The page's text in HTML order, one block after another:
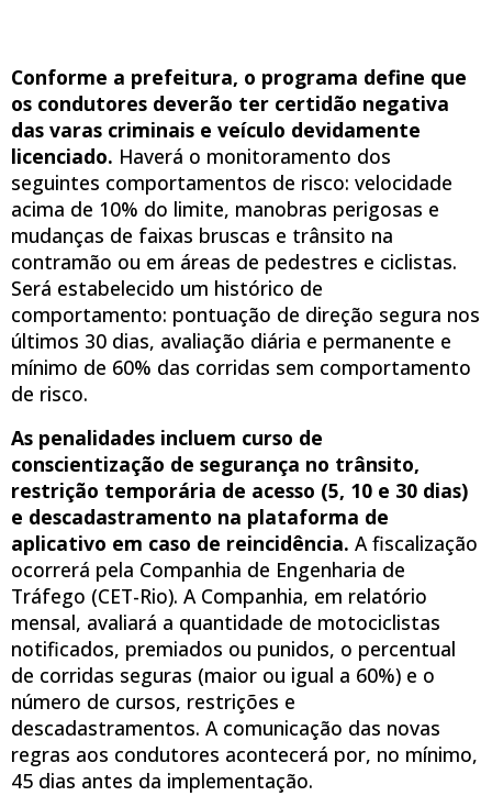
Conforme a prefeitura, o programa define que
os condutores deverão ter certidão negativa
das varas criminais e veículo devidamente
licenciado. Haverá o monitoramento dos
seguintes comportamentos de risco: velocidade
acima de 10% do limite, manobras perigosas e
mudanças de faixas bruscas e trânsito na
contramão ou em áreas de pedestres e ciclistas.
Será estabelecido um histórico de
comportamento: pontuação de direção segura nos
últimos 30 dias, avaliação diária e permanente e
mínimo de 60% das corridas sem comportamento
de risco.
As penalidades incluem curso de
conscientização de segurança no trânsito,
restrição temporária de acesso (5, 10 e 30 dias)
e descadastramento na plataforma de
aplicativo em caso de reincidência. A fiscalização
ocorrerá pela Companhia de Engenharia de
Tráfego (CET-Rio). A Companhia, em relatório
mensal, avaliará a quantidade de motociclistas
notificados, premiados ou punidos, o percentual
de corridas seguras (maior ou igual a 60%) e o
número de cursos, restrições e
descadastramentos. A comunicação das novas
regras aos condutores acontecerá por, no mínimo,
45 dias antes da implementação.